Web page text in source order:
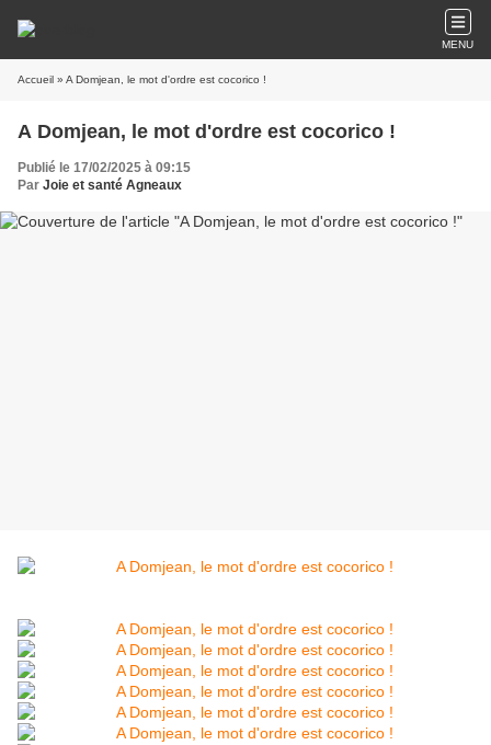
MENU
Accueil » A Domjean, le mot d'ordre est cocorico !
A Domjean, le mot d'ordre est cocorico !
Publié le 17/02/2025 à 09:15
Par Joie et santé Agneaux